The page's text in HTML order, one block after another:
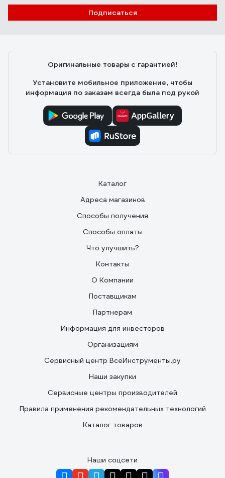
Подписаться
Оригинальные товары с гарантией!
Установите мобильное приложение, чтобы
информация по заказам всегда была под рукой
Каталог
Адреса магазинов
Способы получения
Способы оплаты
Что улучшить?
Контакты
О Компании
Поставщикам
Партнерам
Информация для инвесторов
Организациям
Сервисный центр ВсеИнструменты.ру
Наши закупки
Сервисные центры производителей
Правила применения рекомендательных технологий
Каталог товаров
Наши соцсети